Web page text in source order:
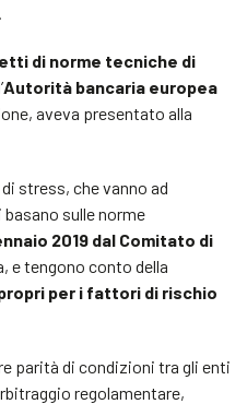
.
di norme tecniche di
Autorità bancaria europea
aveva presentato alla
stress, che vanno ad
sulle norme
2019 dal Comitato di
e tengono conto della
per i fattori di rischio
parità di condizioni tra gli enti
regolamentare,